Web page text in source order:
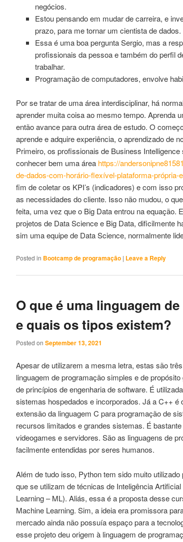
negócios.
Estou pensando em mudar de carreira, e
prazo, para me tornar um cientista de dados.
Essa é uma boa pergunta Sergio, mas a
profissionais da pessoa e também do perfil
trabalhar.
Programação de computadores, envolve
Por se tratar de uma área interdisciplinar, há
aprender muita coisa ao mesmo tempo. Aprenda
então avance para outra área de estudo. O
aprende e adquire experiência, o aprendizado de
Primeiro, os profissionais de Business
conhecer bem uma área https://
de-dados-com-horário-flexível-plataforma-própria-
fim de coletar os KPI’s (indicadores) e com isso
as necessidades do cliente. Isso não mudou, o
feita, uma vez que o Big Data entrou na equação.
projetos de Data Science e Big Data, dificilmente
sim uma equipe de Data Science, normalmente
Posted in Bootcamp de programação | Leave a Reply
O que é uma linguagem
e quais os tipos existem?
Posted on September 13, 2021
Apesar de utilizarem a mesma letra, estas são
linguagem de programação simples e de
de princípios de engenharia de software. É
sistemas hospedados e incorporados. Já a C++ é
extensão da linguagem C para programação de
recursos limitados e grandes sistemas. É
videogames e servidores. São as linguagens de
facilmente entendidas por seres humanos.
Além de tudo isso, Python tem sido muito
que se utilizam de técnicas de Inteligência
Learning – ML). Aliás, essa é a proposta desse
Machine Learning. Sim, a ideia era promissora
mercado ainda não possuía espaço para a
esse projeto deu origem à linguagem de